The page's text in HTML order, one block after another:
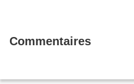
Commentaires